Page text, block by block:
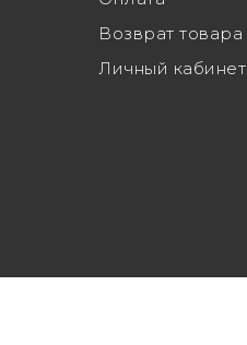
Возврат товара
Личный кабинет